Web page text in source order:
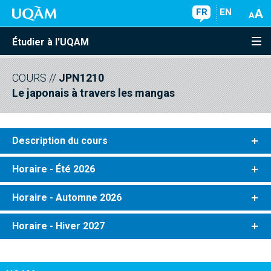
FR EN
Étudier à l'UQAM
COURS // JPN1210
Le japonais à travers les mangas
Description du cours
Horaire - Été 2026
Horaire - Automne 2026
Horaire - Hiver 2027